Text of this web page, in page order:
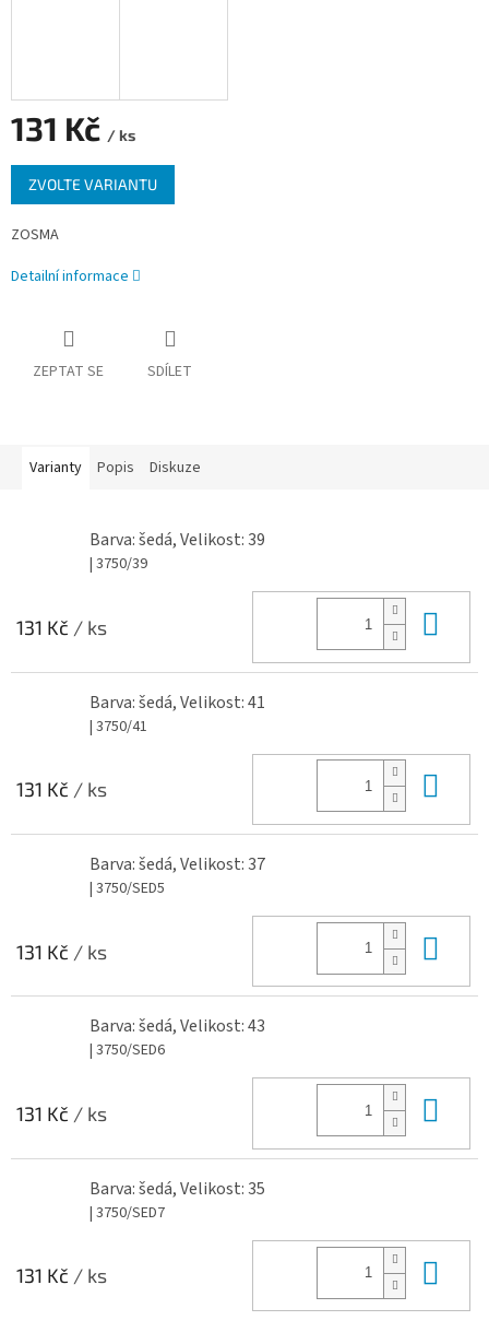
131 Kč / ks
Měrná
cena:
ZVOLTE VARIANTU
ZOSMA
Detailní informace
ZEPTAT SE SDÍLET
Varianty Popis Diskuze
Barva: šedá, Velikost: 39
| 3750/39
131 Kč / ks
Barva: šedá, Velikost: 41
| 3750/41
131 Kč / ks
Barva: šedá, Velikost: 37
| 3750/SED5
131 Kč / ks
Barva: šedá, Velikost: 43
| 3750/SED6
131 Kč / ks
Barva: šedá, Velikost: 35
| 3750/SED7
131 Kč / ks